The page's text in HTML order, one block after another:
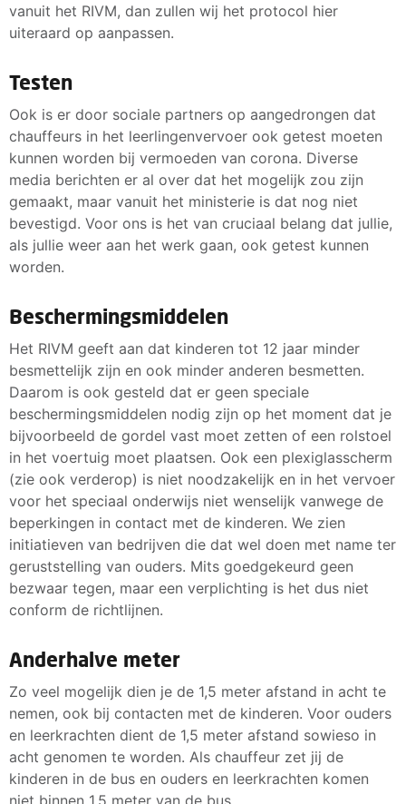
vanuit het RIVM, dan zullen wij het protocol hier
uiteraard op aanpassen.
Testen
Ook is er door sociale partners op aangedrongen dat
chauffeurs in het leerlingenvervoer ook getest moeten
kunnen worden bij vermoeden van corona. Diverse
media berichten er al over dat het mogelijk zou zijn
gemaakt, maar vanuit het ministerie is dat nog niet
bevestigd. Voor ons is het van cruciaal belang dat jullie,
als jullie weer aan het werk gaan, ook getest kunnen
worden.
Beschermingsmiddelen
Het RIVM geeft aan dat kinderen tot 12 jaar minder
besmettelijk zijn en ook minder anderen besmetten.
Daarom is ook gesteld dat er geen speciale
beschermingsmiddelen nodig zijn op het moment dat je
bijvoorbeeld de gordel vast moet zetten of een rolstoel
in het voertuig moet plaatsen. Ook een plexiglasscherm
(zie ook verderop) is niet noodzakelijk en in het vervoer
voor het speciaal onderwijs niet wenselijk vanwege de
beperkingen in contact met de kinderen. We zien
initiatieven van bedrijven die dat wel doen met name ter
geruststelling van ouders. Mits goedgekeurd geen
bezwaar tegen, maar een verplichting is het dus niet
conform de richtlijnen.
Anderhalve meter
Zo veel mogelijk dien je de 1,5 meter afstand in acht te
nemen, ook bij contacten met de kinderen. Voor ouders
en leerkrachten dient de 1,5 meter afstand sowieso in
acht genomen te worden. Als chauffeur zet jij de
kinderen in de bus en ouders en leerkrachten komen
niet binnen 1,5 meter van de bus.